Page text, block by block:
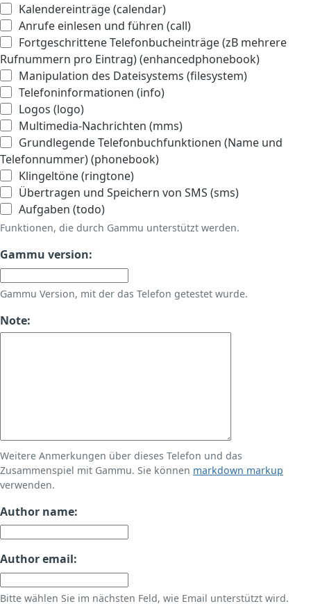
Kalendereinträge (calendar)
Anrufe einlesen und führen (call)
Fortgeschrittene Telefonbucheinträge (zB mehrere
Rufnummern pro Eintrag) (enhancedphonebook)
Manipulation des Dateisystems (filesystem)
Telefoninformationen (info)
Logos (logo)
Multimedia-Nachrichten (mms)
Grundlegende Telefonbuchfunktionen (Name und
Telefonnummer) (phonebook)
Klingeltöne (ringtone)
Übertragen und Speichern von SMS (sms)
Aufgaben (todo)
Funktionen, die durch Gammu unterstützt werden.
Gammu version:
Gammu Version, mit der das Telefon getestet wurde.
Note:
Weitere Anmerkungen über dieses Telefon und das
Zusammenspiel mit Gammu. Sie können markdown markup
verwenden.
Author name:
Author email:
Bitte wählen Sie im nächsten Feld, wie Email unterstützt wird.